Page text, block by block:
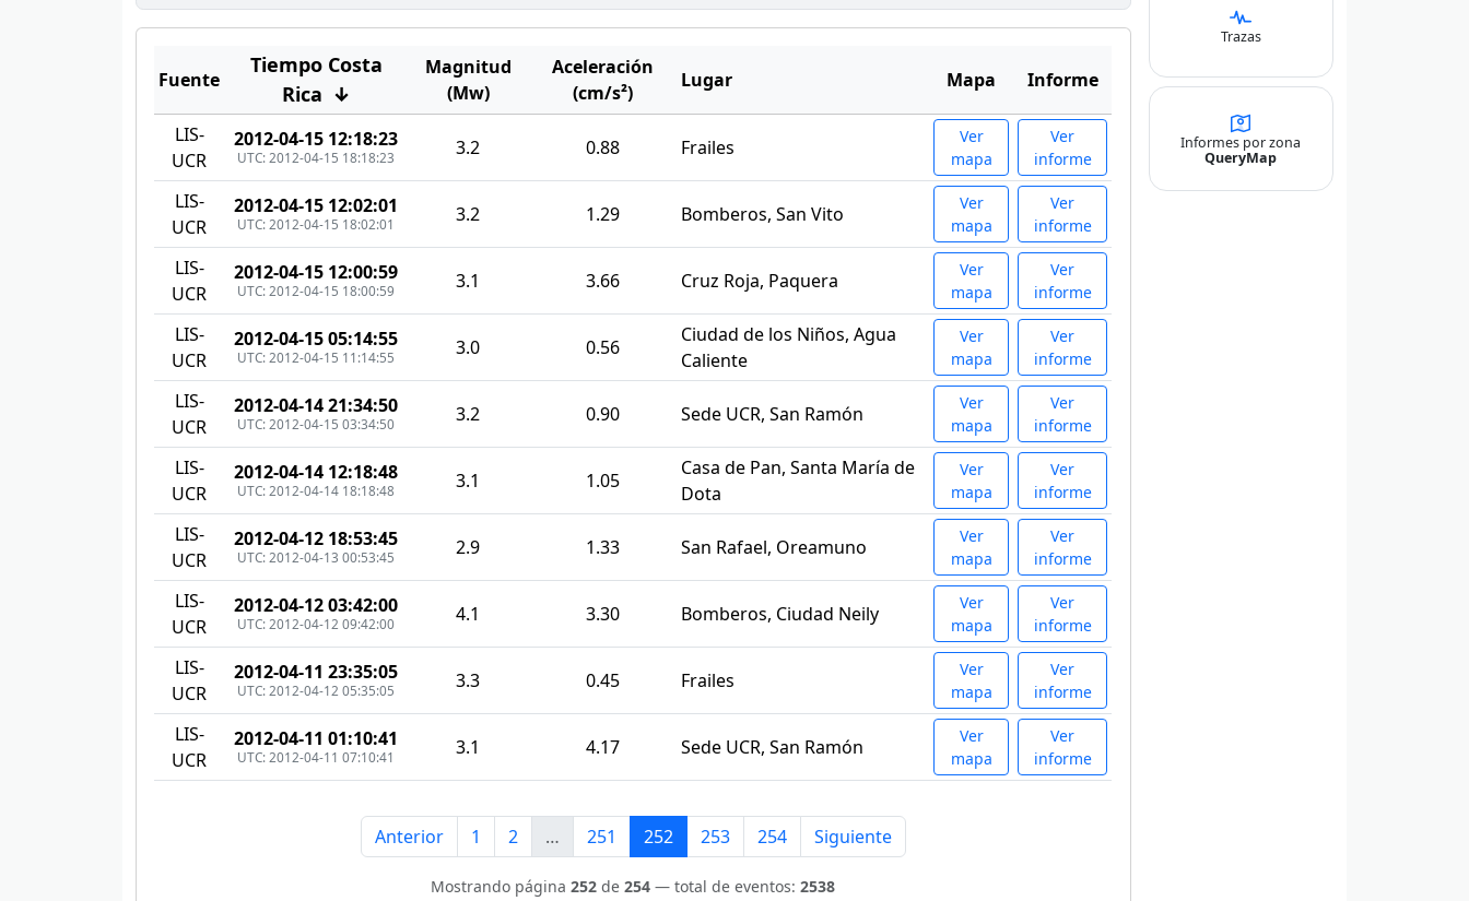
Fuente
Tiempo Costa
Rica ↓
Magnitud
(Mw)
Aceleración
(cm/s²)
Lugar Mapa Informe
LIS-
UCR
2012-04-15 12:18:23
UTC: 2012-04-15 18:18:23 3.2 0.88 Frailes
Ver
mapa
Ver
informe
LIS-
UCR
2012-04-15 12:02:01
UTC: 2012-04-15 18:02:01 3.2 1.29 Bomberos, San Vito
Ver
mapa
Ver
informe
LIS-
UCR
2012-04-15 12:00:59
UTC: 2012-04-15 18:00:59 3.1 3.66 Cruz Roja, Paquera
Ver
mapa
Ver
informe
LIS-
UCR
2012-04-15 05:14:55
UTC: 2012-04-15 11:14:55 3.0 0.56
Ciudad de los Niños, Agua
Caliente
Ver
mapa
Ver
informe
LIS-
UCR
2012-04-14 21:34:50
UTC: 2012-04-15 03:34:50 3.2 0.90 Sede UCR, San Ramón
Ver
mapa
Ver
informe
LIS-
UCR
2012-04-14 12:18:48
UTC: 2012-04-14 18:18:48 3.1 1.05
Casa de Pan, Santa María de
Dota
Ver
mapa
Ver
informe
LIS-
UCR
2012-04-12 18:53:45
UTC: 2012-04-13 00:53:45 2.9 1.33 San Rafael, Oreamuno
Ver
mapa
Ver
informe
LIS-
UCR
2012-04-12 03:42:00
UTC: 2012-04-12 09:42:00 4.1 3.30 Bomberos, Ciudad Neily
Ver
mapa
Ver
informe
LIS-
UCR
2012-04-11 23:35:05
UTC: 2012-04-12 05:35:05 3.3 0.45 Frailes
Ver
mapa
Ver
informe
LIS-
UCR
2012-04-11 01:10:41
UTC: 2012-04-11 07:10:41 3.1 4.17 Sede UCR, San Ramón
Ver
mapa
Ver
informe
Anterior 1 2 … 251 252 253 254 Siguiente
Mostrando página252 de254 — total de eventos:2538
Trazas
Informes por zona
QueryMap